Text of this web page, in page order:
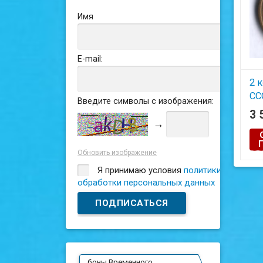
Имя
E-mail:
Введите символы с изображения:
→
Обновить изображение
Я принимаю условияполитики
обработки персональных данных
2
3